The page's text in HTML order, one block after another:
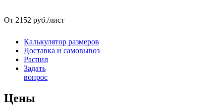
От 2152 руб./лист
Калькулятор размеров
Доставка и самовывоз
Распил
Задать
вопрос
Цены